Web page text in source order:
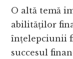
O altă temă
abilităților
înțelepciunii
succesul